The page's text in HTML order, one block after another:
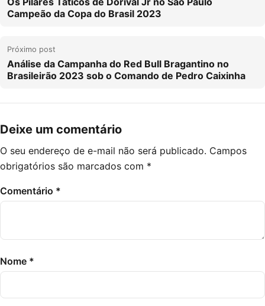
Campeão da Copa do Brasil 2023
Próximo post
Análise da Campanha do Red Bull Bragantino no
Brasileirão 2023 sob o Comando de Pedro Caixinha
Deixe um comentário
O seu endereço de e-mail não será publicado. Campos
obrigatórios são marcados com *
Comentário *
Nome *